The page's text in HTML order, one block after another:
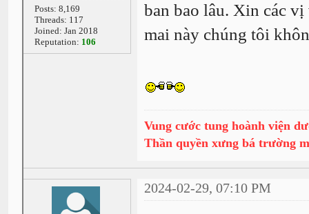
Posts: 8,169
Threads: 117
Joined: Jan 2018
Reputation: 106
ban bao lâu. Xin các
mai này chúng tôi
Vung cước tung hoành viện
Thần quyền xưng bá trường
2024-02-29, 07:10 PM